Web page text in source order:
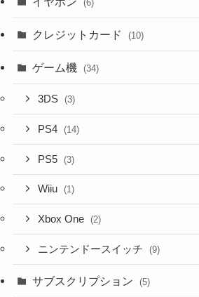
(6)
クレジットカード (10)
ゲーム機 (34)
3DS (3)
PS4 (14)
PS5 (3)
Wiiu (1)
Xbox One (2)
ニンテンドースイッチ (9)
サブスクリプション (5)